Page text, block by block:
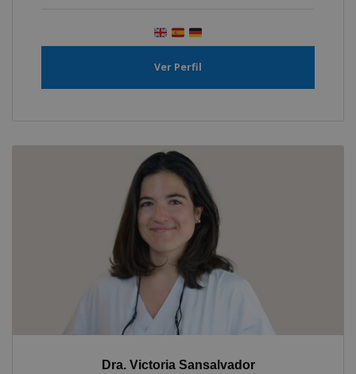
Ver Perfil
Dra. Victoria Sansalvador